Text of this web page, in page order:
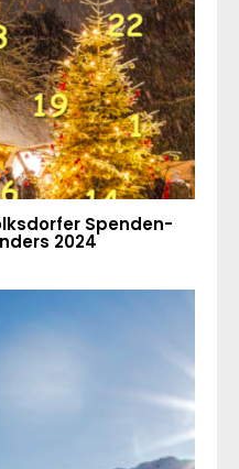
Spenden-
2024